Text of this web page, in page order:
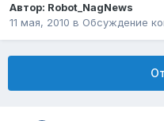
Автор: Robot_NagNews
11 мая, 2010 в Обсуждение